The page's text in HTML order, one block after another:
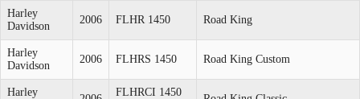
Harley
Davidson
2006 FLHR 1450 Road King
Harley
Davidson
2006 FLHRS 1450 Road King Custom
Harley
FLHRCI 1450